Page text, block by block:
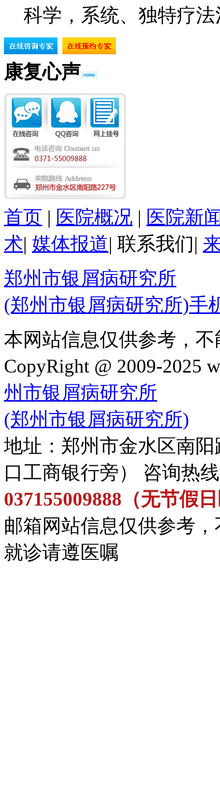
科学，系统、独特疗
康复心声
首页 | 医院概况 | 医院新
术| 媒体报道| 联系我们|
郑州市银屑病研究所
(郑州市银屑病研究所)手
本网站信息仅供参考，
CopyRight @ 2009-2025
州市银屑病研究所
(郑州市银屑病研究所)
地址：郑州市金水区南
口工商银行旁） 咨询热
037155009888（无节假
邮箱网站信息仅供参考
就诊请遵医嘱